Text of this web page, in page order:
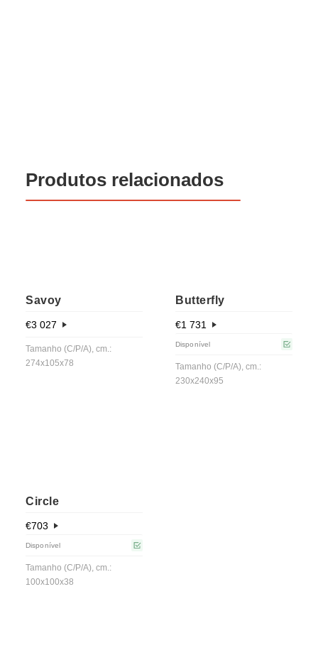
Produtos relacionados
Savoy
€3 027
Tamanho (C/P/A), cm.:
274x105x78
Butterfly
€1 731
Disponível
Tamanho (C/P/A), cm.:
230x240x95
Circle
€703
Disponível
Tamanho (C/P/A), cm.:
100x100x38